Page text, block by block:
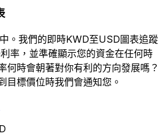
。我們的即時KWD至USD圖表追蹤
率，並準確顯示您的資金在任何時
何時會朝著對你有利的方向發展嗎？
目標價位時我們會通知您。